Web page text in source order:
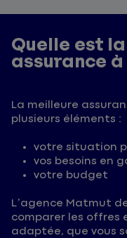
Quelle est
assurance
La meilleure
plusieurs éléments :
votre situation
vos besoins en
votre budget
L’agence Matmut
comparer les offres
adaptée, que vous